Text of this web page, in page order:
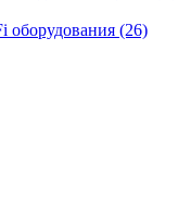
оборудования (26)